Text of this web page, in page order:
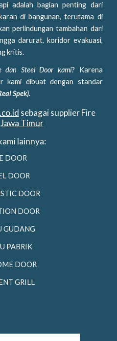
adalah bagian penting dari
di bangunan, terutama di
perlindungan tambahan dari
darurat, koridor evakuasi,
kritis.
dan Steel Door kami? Karena
kami dibuat dengan standar
Spek).
sebagai supplier Fire
Jawa Timur
lainnya:
DOOR
DOOR
DOOR
DOOR
GUDANG
PABRIK
DOOR
GRILL